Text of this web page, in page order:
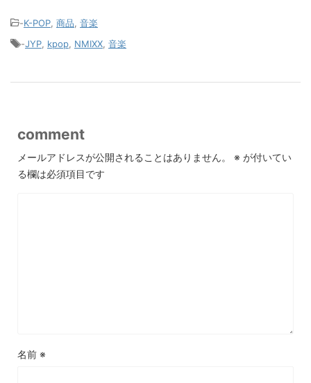
-K-POP, 商品, 音楽
-JYP, kpop, NMIXX, 音楽
comment
メールアドレスが公開されることはありません。 ※ が付いてい
る欄は必須項目です
名前 ※